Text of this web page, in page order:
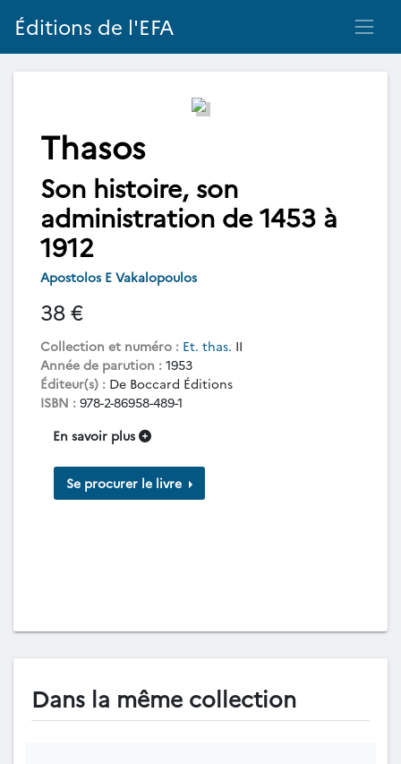
Éditions de l'EFA
Thasos
Son histoire, son
administration de 1453 à
1912
Apostolos E Vakalopoulos
38 €
Collection et numéro : Et. thas. II
Année de parution : 1953
Éditeur(s) : De Boccard Éditions
ISBN : 978-2-86958-489-1
En savoir plus
Se procurer le livre
Dans la même collection